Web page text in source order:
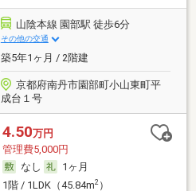
山陰本線 園部駅 徒歩6分
その他の交通
築5年1ヶ月 / 2階建
京都府南丹市園部町小山東町平
成台１号
4.50万円
管理費5,000円
なし
1ヶ月
1階 / 1LDK（45.84m2）